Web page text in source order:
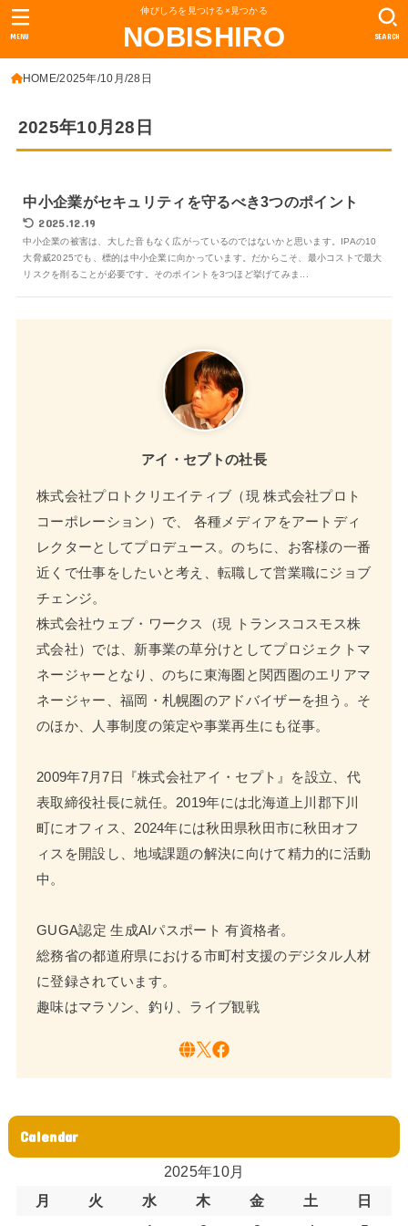
伸びしろを見つける×見つかる
NOBISHIRO SEARCH
MENU
HOME 2025年 10月 28日
2025年10月28日
中小企業がセキュリティを守るべき3つのポイント
2025.12.19
中小企業の被害は、大した音もなく広がっているのではないかと思います。IPAの10
大脅威2025でも、標的は中小企業に向かっています。だからこそ、最小コストで最大
リスクを削ることが必要です。そのポイントを3つほど挙げてみま...
アイ・セプトの社長
株式会社プロトクリエイティブ（現 株式会社プロト
コーポレーション）で、 各種メディアをアートディ
レクターとしてプロデュース。のちに、お客様の一番
近くで仕事をしたいと考え、転職して営業職にジョブ
チェンジ。
株式会社ウェブ・ワークス（現 トランスコスモス株
式会社）では、新事業の草分けとしてプロジェクトマ
ネージャーとなり、のちに東海圏と関西圏のエリアマ
ネージャー、福岡・札幌圏のアドバイザーを担う。そ
のほか、人事制度の策定や事業再生にも従事。
2009年7月7日『株式会社アイ・セプト』を設立、代
表取締役社長に就任。2019年には北海道上川郡下川
町にオフィス、2024年には秋田県秋田市に秋田オフ
ィスを開設し、地域課題の解決に向けて精力的に活動
中。
GUGA認定 生成AIパスポート 有資格者。
総務省の都道府県における市町村支援のデジタル人材
に登録されています。
趣味はマラソン、釣り、ライブ観戦
Calendar
2025年10月
月
火 水 木 金 土
日